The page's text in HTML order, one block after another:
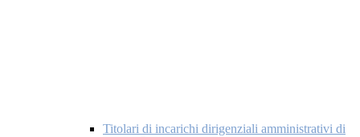
Titolari di incarichi dirigenziali amministrativi di